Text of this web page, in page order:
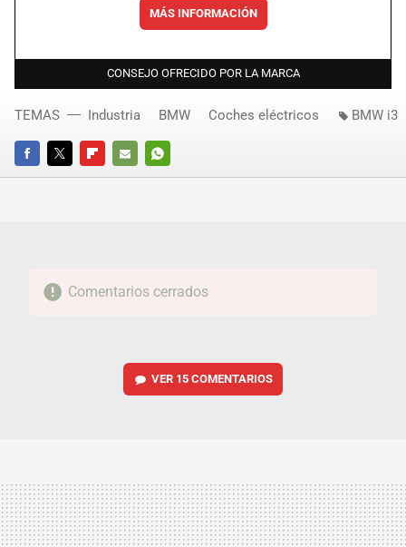
MÁS INFORMACIÓN
CONSEJO OFRECIDO POR LA MARCA
FACEBOOKTWITTERFLIPBOARD
E-
WHATSAPP
TEMAS Industria BMW Coches eléctricos BMW i3
Comentarios cerrados
VER 15 COMENTARIOS